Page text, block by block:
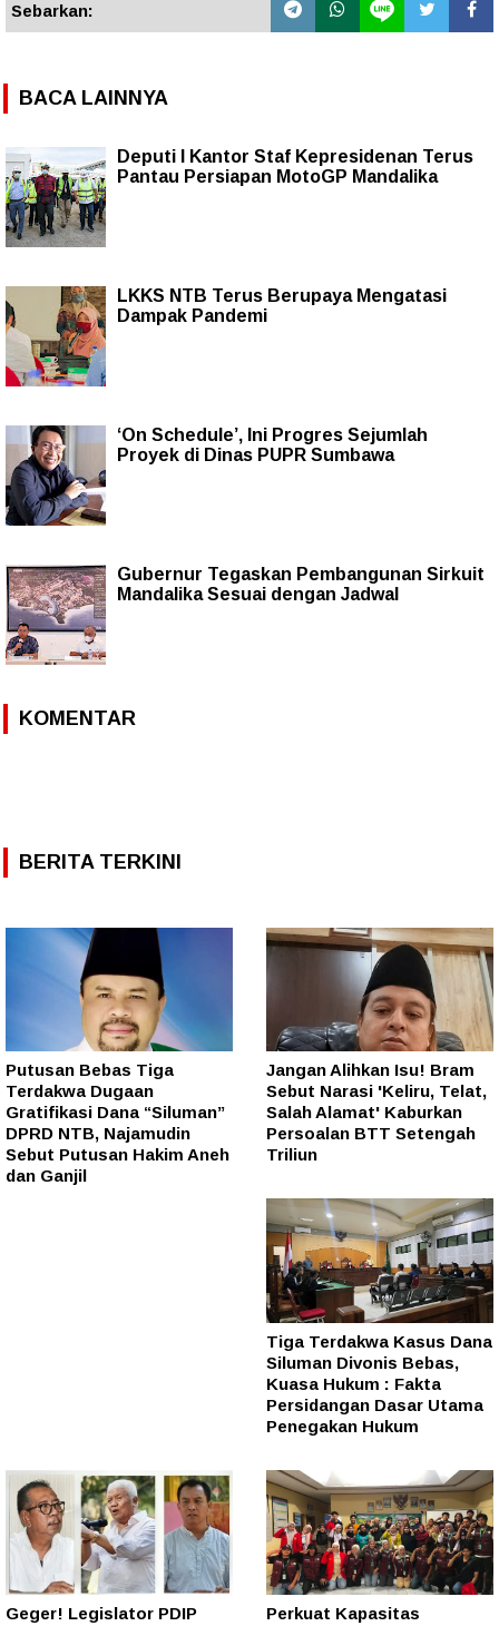
Sebarkan:
BACA LAINNYA
Deputi I Kantor Staf Kepresidenan Terus
Pantau Persiapan MotoGP Mandalika
LKKS NTB Terus Berupaya Mengatasi
Dampak Pandemi
‘On Schedule’, Ini Progres Sejumlah
Proyek di Dinas PUPR Sumbawa
Gubernur Tegaskan Pembangunan Sirkuit
Mandalika Sesuai dengan Jadwal
KOMENTAR
BERITA TERKINI
Putusan Bebas Tiga
Terdakwa Dugaan
Gratifikasi Dana “Siluman”
DPRD NTB, Najamudin
Sebut Putusan Hakim Aneh
dan Ganjil
Jangan Alihkan Isu! Bram
Sebut Narasi 'Keliru, Telat,
Salah Alamat' Kaburkan
Persoalan BTT Setengah
Triliun
Tiga Terdakwa Kasus Dana
Siluman Divonis Bebas,
Kuasa Hukum : Fakta
Persidangan Dasar Utama
Penegakan Hukum
Geger! Legislator PDIP
Perkuat Kapasitas